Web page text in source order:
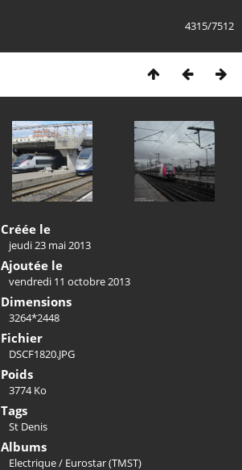
4315/7512
Créée le
jeudi 23 mai 2013
Ajoutée le
vendredi 11 octobre 2013
Dimensions
3264*2448
Fichier
DSCF1820.JPG
Poids
3774 Ko
Tags
St Denis
Albums
Electrique/ Eurostar (TMST)